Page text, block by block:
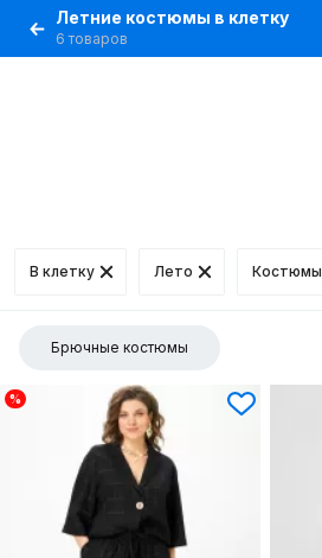
Летние костюмы в клетку
6 товаров
В клетку Лето Костюмы
Брючные костюмы
%